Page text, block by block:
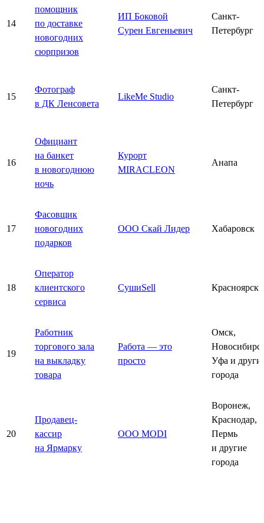
14
помощник
по доставке
новогодних
сюрпризов
ИП Боковой
Сурен Евгеньевич
Санкт-
Петербург
15
Фотограф
в ДК Ленсовета
LikeMe Studio
Санкт-
Петербург
16
Официант
на банкет
в новогоднюю
ночь
Курорт
MIRACLEON
Анапа
17
Фасовщик
новогодних
подарков
ООО Скай Лидер Хабаровск
18
Оператор
клиентского
сервиса
СушиSell Красноярск
19
Работник
торгового зала
на выкладку
товара
Работа — это
просто
Омск,
Уфа и
города
20
Продавец-
кассир
на Ярмарку
ООО MODI
Воронеж,
Краснодар,
Пермь
и другие
города